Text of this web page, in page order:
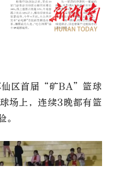
区首届“矿BA”篮球
场上，连续3晚都有篮